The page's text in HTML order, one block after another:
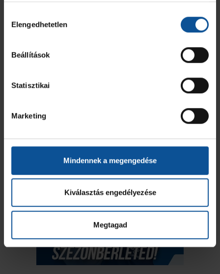
kiválasztása
Elengedhetetlen
Beállítások
Statisztikai
Marketing
Mindennek a megengedése
Kiválasztás engedélyezése
Megtagad